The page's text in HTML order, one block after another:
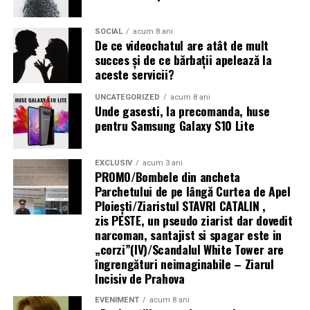
Tratamentul hormonal al endometriozei
(contraceptive, progestative, analogi GnRH)
îmbunătățește fertilitateași nu trebuie recomandat cu
scopul de a crește șansele de sarcină. Suprimarea
hormonală oprește funcția ovariană și, implicit, orice
posibilitate de concepție pe durata tratamentului.
Analogii GnRH sunt folosiți uneoripreoperatorpentru
a reduce volumul și vascularizația leziunilor (facilitând
chirurgia), sau
postoperatorpentru a preveni recurența
— dar nu ca tratament de fertilitate în sine.
Mesajul final pentru femeile cu endometrioză și
dorința de sarcină
Endometrioza nu înseamnă infertilitate garantată.
Multe femei cu endometrioză, inclusiv stadii avansate,
rămân gravide — spontan sau cu ajutorul tratamentelor
de reproducere asistată.
„Există un decalaj
structural între
cerințele actuale ale
fondurilor europene —
care impun
echipamente 100%
electrice — și
capacitatea reală a
infrastructurii de a livra
energie acolo unde se
desfășoară lucrările.
Centrala fotovoltaică
SOCIAL acum 8 ani
De ce videochatul are atât de mult
succes și de ce bărbații apelează la
aceste servicii?
UNCATEGORIZED acum 8 ani
Unde gasesti, la precomanda, huse
pentru Samsung Galaxy S10 Lite
EXCLUSIV acum 3 ani
PROMO/Bombele din ancheta
Parchetului de pe lângă Curtea de Apel
Ploieşti/Ziaristul STAVRI CATALIN ,
zis PESTE, un pseudo ziarist dar dovedit
narcoman, santajist si spagar este in
„corzi”(IV)/Scandalul White Tower are
îngrengături neimaginabile – Ziarul
Incisiv de Prahova
EVENIMENT acum 8 ani